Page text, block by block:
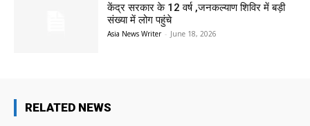
केंद्र सरकार के 12 वर्ष ,जनकल्याण शिविर में बड़ी
संख्या में लोग पहुंचे
Asia News Writer - June 18, 2026
RELATED NEWS